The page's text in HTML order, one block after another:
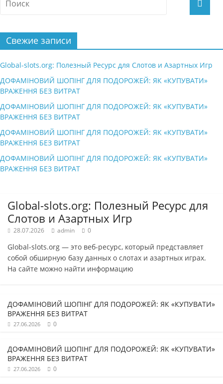
Свежие записи
Global-slots.org: Полезный Ресурс для Слотов и Азартных Игр
ДОФАМІНОВИЙ ШОПІНГ ДЛЯ ПОДОРОЖЕЙ: ЯК «КУПУВАТИ»
ВРАЖЕННЯ БЕЗ ВИТРАТ
ДОФАМІНОВИЙ ШОПІНГ ДЛЯ ПОДОРОЖЕЙ: ЯК «КУПУВАТИ»
ВРАЖЕННЯ БЕЗ ВИТРАТ
ДОФАМІНОВИЙ ШОПІНГ ДЛЯ ПОДОРОЖЕЙ: ЯК «КУПУВАТИ»
ВРАЖЕННЯ БЕЗ ВИТРАТ
ДОФАМІНОВИЙ ШОПІНГ ДЛЯ ПОДОРОЖЕЙ: ЯК «КУПУВАТИ»
ВРАЖЕННЯ БЕЗ ВИТРАТ
Global-slots.org: Полезный Ресурс для
Слотов и Азартных Игр
28.07.2026 admin 0
Global-slots.org — это веб-ресурс, который представляет
собой обширную базу данных о слотах и азартных играх.
На сайте можно найти информацию
ДОФАМІНОВИЙ ШОПІНГ ДЛЯ ПОДОРОЖЕЙ: ЯК «КУПУВАТИ»
ВРАЖЕННЯ БЕЗ ВИТРАТ
27.06.2026 0
ДОФАМІНОВИЙ ШОПІНГ ДЛЯ ПОДОРОЖЕЙ: ЯК «КУПУВАТИ»
ВРАЖЕННЯ БЕЗ ВИТРАТ
27.06.2026 0